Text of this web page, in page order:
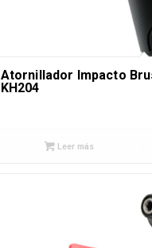
Atornillador Impacto
KH204
Leer más